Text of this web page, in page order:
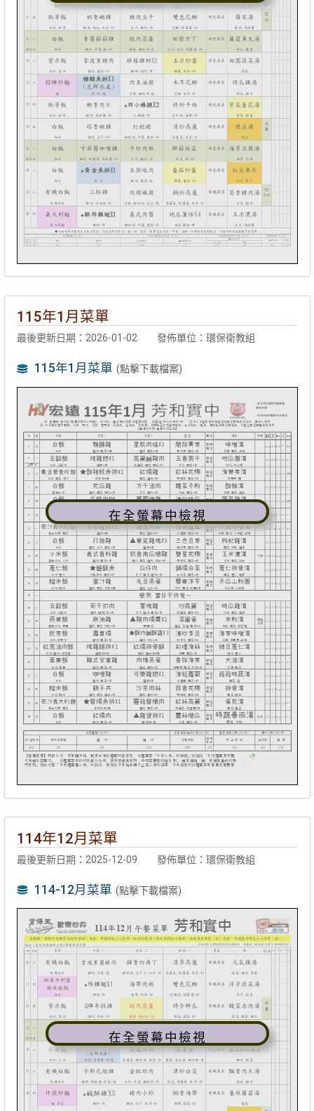
115年1月菜單
最後更新日期：2026-01-02 發佈單位：環保衛教組
115年1月菜單 (點擊下載檔案)
在全螢幕中檢視
114年12月菜單
最後更新日期：2025-12-09 發佈單位：環保衛教組
114-12月菜單 (點擊下載檔案)
在全螢幕中檢視